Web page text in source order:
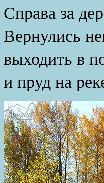
Справа за
Вернулись
выходить в
и пруд на